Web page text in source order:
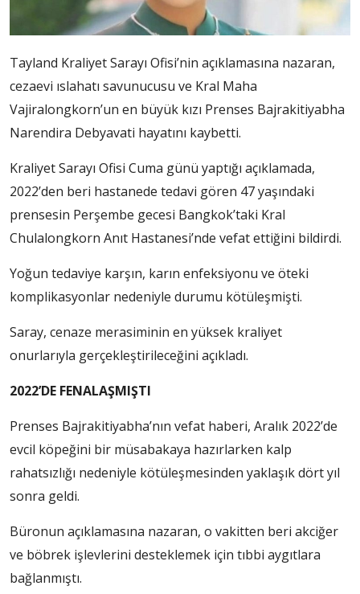
Tayland Kraliyet Sarayı Ofisi’nin açıklamasına nazaran,
cezaevi ıslahatı savunucusu ve Kral Maha
Vajiralongkorn’un en büyük kızı Prenses Bajrakitiyabha
Narendira Debyavati hayatını kaybetti.
Kraliyet Sarayı Ofisi Cuma günü yaptığı açıklamada,
2022’den beri hastanede tedavi gören 47 yaşındaki
prensesin Perşembe gecesi Bangkok’taki Kral
Chulalongkorn Anıt Hastanesi’nde vefat ettiğini bildirdi.
Yoğun tedaviye karşın, karın enfeksiyonu ve öteki
komplikasyonlar nedeniyle durumu kötüleşmişti.
Saray, cenaze merasiminin en yüksek kraliyet
onurlarıyla gerçekleştirileceğini açıkladı.
2022’DE FENALAŞMIŞTI
Prenses Bajrakitiyabha’nın vefat haberi, Aralık 2022’de
evcil köpeğini bir müsabakaya hazırlarken kalp
rahatsızlığı nedeniyle kötüleşmesinden yaklaşık dört yıl
sonra geldi.
Büronun açıklamasına nazaran, o vakitten beri akciğer
ve böbrek işlevlerini desteklemek için tıbbi aygıtlara
bağlanmıştı.